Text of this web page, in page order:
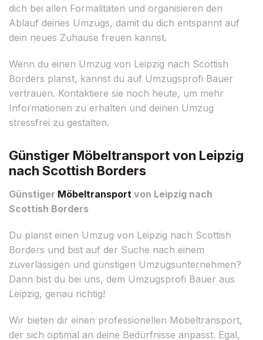
dich bei allen Formalitäten und organisieren den
Ablauf deines Umzugs, damit du dich entspannt auf
dein neues Zuhause freuen kannst.
Wenn du einen Umzug von Leipzig nach Scottish
Borders planst, kannst du auf Umzugsprofi Bauer
vertrauen. Kontaktiere sie noch heute, um mehr
Informationen zu erhalten und deinen Umzug
stressfrei zu gestalten.
Günstiger Möbeltransport von Leipzig
nach Scottish Borders
Günstiger Möbeltransport von Leipzig nach
Scottish Borders
Du planst einen Umzug von Leipzig nach Scottish
Borders und bist auf der Suche nach einem
zuverlässigen und günstigen Umzugsunternehmen?
Dann bist du bei uns, dem Umzugsprofi Bauer aus
Leipzig, genau richtig!
Wir bieten dir einen professionellen Möbeltransport,
der sich optimal an deine Bedürfnisse anpasst. Egal,